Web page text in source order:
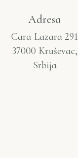
Adresa
Cara Lazara 291
37000 Kruševac,
Srbija